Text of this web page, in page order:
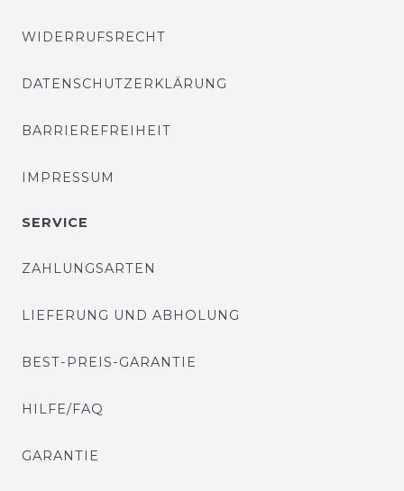
WIDERRUFSRECHT
DATENSCHUTZERKLÄRUNG
BARRIEREFREIHEIT
IMPRESSUM
SERVICE
ZAHLUNGSARTEN
LIEFERUNG UND ABHOLUNG
BEST-PREIS-GARANTIE
HILFE/FAQ
GARANTIE